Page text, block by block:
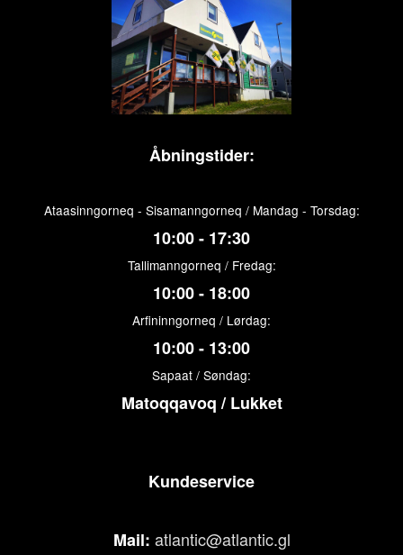
Åbningstider:
Ataasinngorneq - Sisamanngorneq / Mandag - Torsdag:
10:00 - 17:30
Tallimanngorneq / Fredag:
10:00 - 18:00
Arfininngorneq / Lørdag:
10:00 - 13:00
Sapaat / Søndag:
Matoqqavoq / Lukket
Kundeservice
Mail: atlantic@atlantic.gl